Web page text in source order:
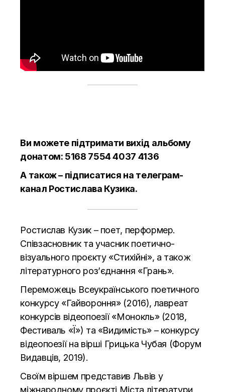
Ви можете підтримати вихід альбому
донатом: 5168 7554 4037 4136
А також – підписатися на телеграм-
канал Ростислава Кузика.
Ростислав Кузик – поет, перформер.
Співзасновник та учасник поетично-
візуального проєкту «Стихійні», а також
літературного роз’єднання «Грань».
Переможець Всеукраїнського поетичного
конкурсу «Гайвороння» (2016), лавреат
конкурсів відеопоезії «Монокль» (2018,
Фестиваль «Ї») та «Видимість» – конкурсу
відеопоезії на вірші Грицька Чубая (Форум
Видавців, 2019).
Своїм віршем представив Львів у
міжнародному проєкті Міста літератури